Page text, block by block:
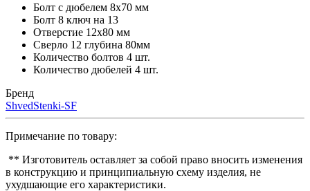
Болт с дюбелем 8х70 мм
Болт 8 ключ на 13
Отверстие 12х80 мм
Сверло 12 глубина 80мм
Количество болтов 4 шт.
Количество дюбелей 4 шт.
Бренд
ShvedStenki-SF
Примечание по товару:
** Изготовитель оставляет за собой право вносить изменения
в конструкцию и принципиальную схему изделия, не
ухудшающие его характеристики.